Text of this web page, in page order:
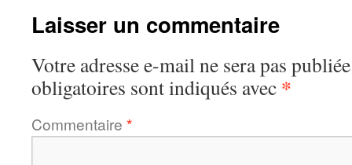
Laisser un commentaire
Votre adresse e-mail ne sera pas
obligatoires sont indiqués avec *
Commentaire *